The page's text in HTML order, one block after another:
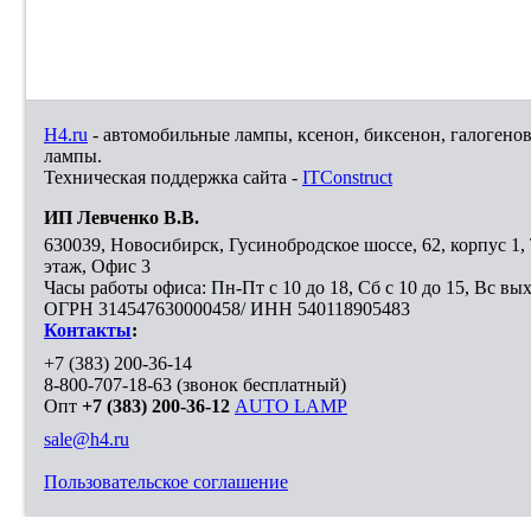
H4.ru - автомобильные лампы, ксенон, биксенон,
лампы.
Техническая поддержка сайта - ITConstruct
ИП Левченко В.В.
630039, Новосибирск, Гусинобродское шоссе, 62, корпус
этаж, Офис 3
Часы работы офиса: Пн-Пт с 10 до 18, Сб с 10 до 15, Вс
ОГРН 314547630000458/ ИНН 540118905483
Контакты:
+7 (383) 200-36-14
8-800-707-18-63 (звонок бесплатный)
Опт +7 (383) 200-36-12 AUTO LAMP
sale@h4.ru
Пользовательское соглашение